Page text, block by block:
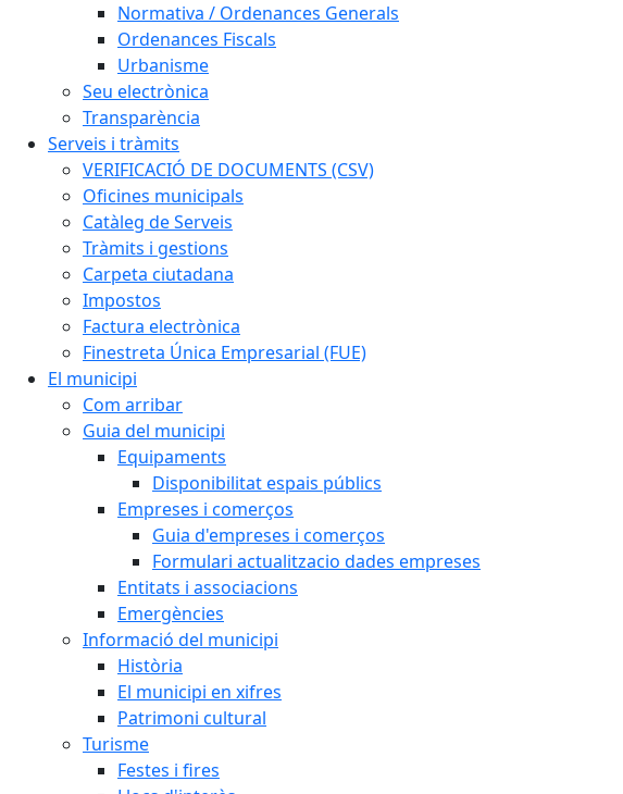
Normativa / Ordenances Generals
Ordenances Fiscals
Urbanisme
Seu electrònica
Transparència
Serveis i tràmits
VERIFICACIÓ DE DOCUMENTS (CSV)
Oficines municipals
Catàleg de Serveis
Tràmits i gestions
Carpeta ciutadana
Impostos
Factura electrònica
Finestreta Única Empresarial (FUE)
El municipi
Com arribar
Guia del municipi
Equipaments
Disponibilitat espais públics
Empreses i comerços
Guia d'empreses i comerços
Formulari actualitzacio dades empreses
Entitats i associacions
Emergències
Informació del municipi
Història
El municipi en xifres
Patrimoni cultural
Turisme
Festes i fires